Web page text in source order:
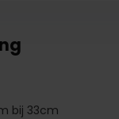
bij 33cm